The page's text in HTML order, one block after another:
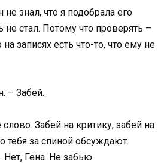
знал, что я подобрала его
не стал. Потому что проверять –
на записях есть что-то, что ему не
– Забей.
Забей на критику, забей на
тебя за спиной обсуждают.
Нет, Гена. Не забью.